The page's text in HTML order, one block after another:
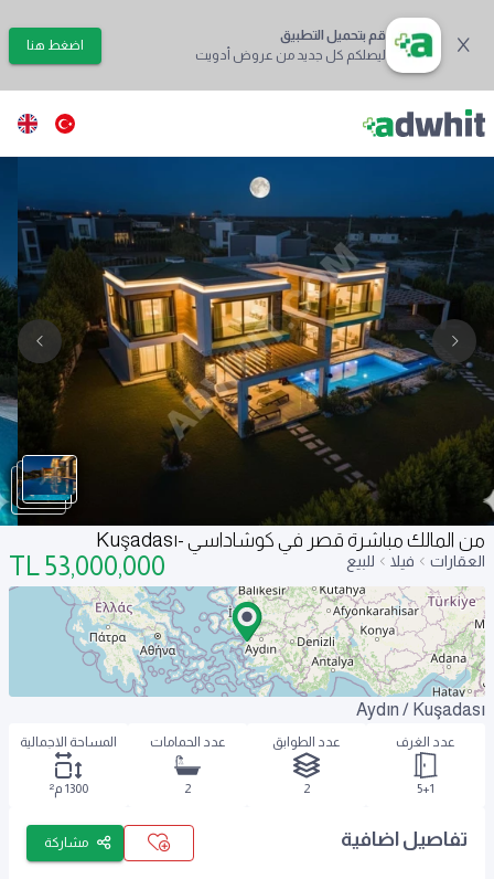
قم بتحميل التطبيق
ليصلكم كل جديد من عروض أدويت
اضغط هنا
من المالك مباشرة قصر في كوشاداسي -Kuşadası
العقارات فيلا للبيع 53,000,000
TL
Aydın / Kuşadası
عدد الغرف
5+1
عدد الطوابق
2
عدد الحمامات
2
المساحة الاجمالية
1300 م²
تفاصيل اضافية مشاركة